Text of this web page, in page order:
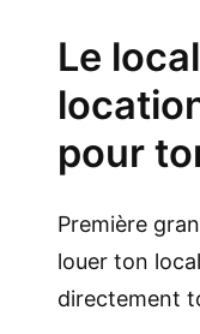
Le
pour
Première
louer ton
directement